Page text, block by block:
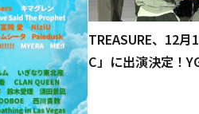
TREASURE、12
C」に出演決定！